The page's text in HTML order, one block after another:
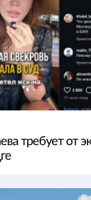
требует от